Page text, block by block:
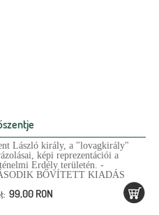
László király, a "lovagkirály"
képi reprezentációi a
Erdély területén. -
BŐVÍTETT KIADÁS
99,00 RON